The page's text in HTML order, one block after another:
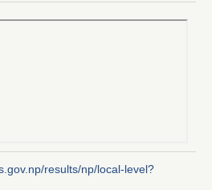
results/np/local-level?